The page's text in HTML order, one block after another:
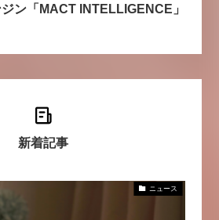
ン「MACT INTELLIGENCE」
新着記事
ニュース